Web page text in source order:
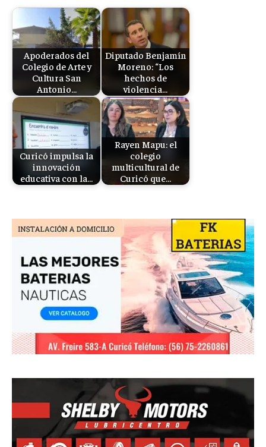
Apoderados del
Colegio de Arte y
Cultura San
Antonio…
Diputado Benjamín
Moreno: “Los
hechos de
violencia…
Curicó impulsa la
innovación
educativa con la…
Rayen Mapu: el
colegio
multicultural de
Curicó que…